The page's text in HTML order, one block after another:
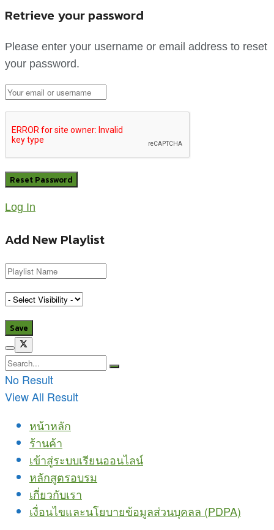
Retrieve your password
Please enter your username or email address to reset
your password.
Log In
Add New Playlist
No Result
View All Result
หน้าหลัก
ร้านค้า
เข้าสู่ระบบเรียนออนไลน์
หลักสูตรอบรม
เกี่ยวกับเรา
เงื่อนไขและนโยบายข้อมูลส่วนบุคลล (PDPA)